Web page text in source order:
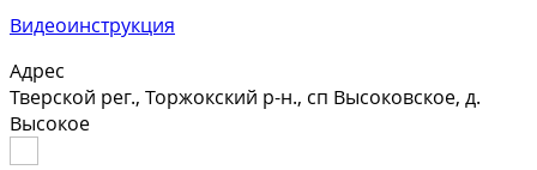
Видеоинструкция
Адрес
Тверской рег., Торжокский р-н., сп Высоковское, д.
Высокое